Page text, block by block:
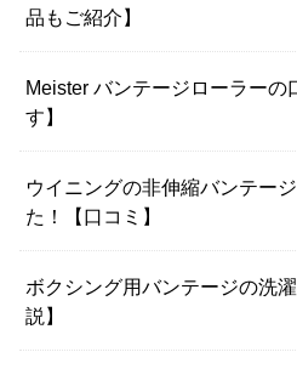
品もご紹介】
Meister バンテージローラーの
す】
ウイニングの非伸縮バンテー
た！【口コミ】
ボクシング用バンテージの洗
説】